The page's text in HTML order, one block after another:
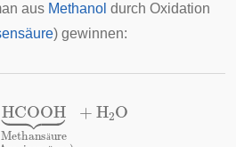
aus Methanol durch Oxidation
) gewinnen:
ä
(Methylalkohol